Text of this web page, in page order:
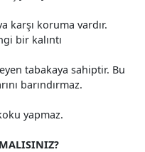
karşı koruma vardır.
bir kalıntı
tabakaya sahiptir. Bu
barındırmaz.
yapmaz.